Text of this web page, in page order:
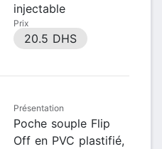
injectable
Prix
20.5 DHS
Présentation
Poche souple Flip
Off en PVC plastifié,